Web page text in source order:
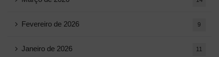
Fevereiro de 2026 9
Janeiro de 2026 11